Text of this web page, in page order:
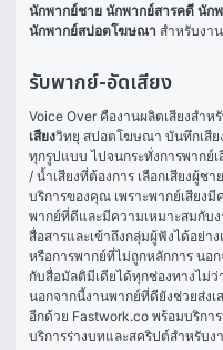
นักพากย์ชาย นักพากย์สารคดี นัก
นักพากย์สปอตโฆษณา สำหรับง
รับพากย์-อัดเสียง
Voice Over คืองานผลิตเสียงสำ
เสียงวิทยุ สปอตโฆษณา บันทึกเสีย
ทุกรูปแบบ ไปจนกระทั่งการพากย์
/ น้ำเสียงที่ต้องการ เลือกเสียงผู้
บริการของคุณ เพราะพากย์เสียง
พากย์ที่ดีและมีความเหมาะสมกับง
สื่อสารและเข้าถึงกลุ่มผู้ฟังได้อย่า
หรือการพากย์ที่ไม่ถูกหลักการ นอ
กับสื่อมัลติมีเดียได้ทุกช่องทางไม่ว่
นอกจากนี้งานพากย์ที่ดียังช่วยส่ง
อีกด้วย Fastwork.co พร้อมบริกา
บริการร่างบทและสคริปต์สำหรับง